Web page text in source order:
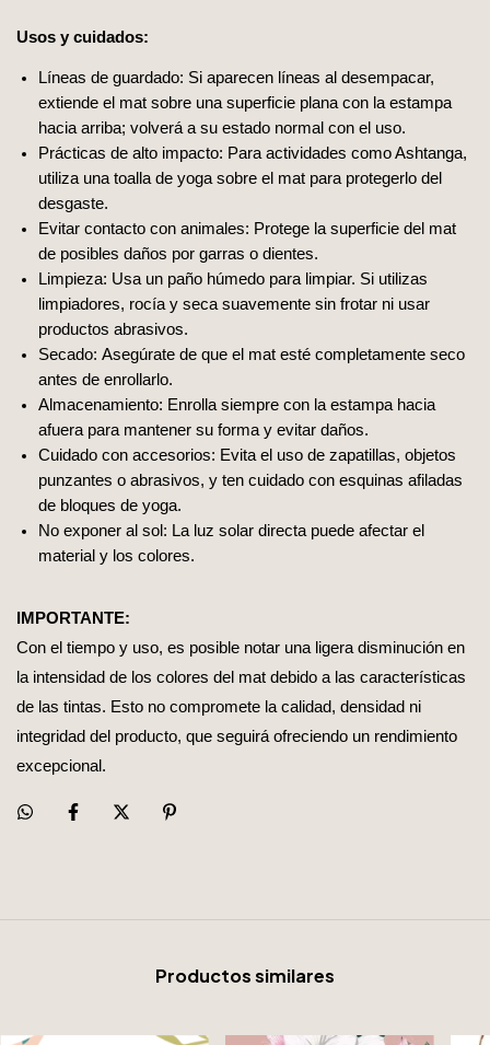
Usos y cuidados:
Líneas de guardado: Si aparecen líneas al desempacar,
extiende el mat sobre una superficie plana con la estampa
hacia arriba; volverá a su estado normal con el uso.
Prácticas de alto impacto: Para actividades como Ashtanga,
utiliza una toalla de yoga sobre el mat para protegerlo del
desgaste.
Evitar contacto con animales: Protege la superficie del mat
de posibles daños por garras o dientes.
Limpieza: Usa un paño húmedo para limpiar. Si utilizas
limpiadores, rocía y seca suavemente sin frotar ni usar
productos abrasivos.
Secado: Asegúrate de que el mat esté completamente seco
antes de enrollarlo.
Almacenamiento: Enrolla siempre con la estampa hacia
afuera para mantener su forma y evitar daños.
Cuidado con accesorios: Evita el uso de zapatillas, objetos
punzantes o abrasivos, y ten cuidado con esquinas afiladas
de bloques de yoga.
No exponer al sol: La luz solar directa puede afectar el
material y los colores.
IMPORTANTE:
Con el tiempo y uso, es posible notar una ligera disminución en
la intensidad de los colores del mat debido a las características
de las tintas. Esto no compromete la calidad, densidad ni
integridad del producto, que seguirá ofreciendo un rendimiento
excepcional.
Productos similares